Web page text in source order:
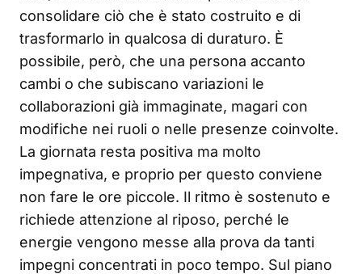
consolidare ciò che è stato costruito e di
trasformarlo in qualcosa di duraturo. È
possibile, però, che una persona accanto
cambi o che subiscano variazioni le
collaborazioni già immaginate, magari con
modifiche nei ruoli o nelle presenze coinvolte.
La giornata resta positiva ma molto
impegnativa, e proprio per questo conviene
non fare le ore piccole. Il ritmo è sostenuto e
richiede attenzione al riposo, perché le
energie vengono messe alla prova da tanti
impegni concentrati in poco tempo. Sul piano